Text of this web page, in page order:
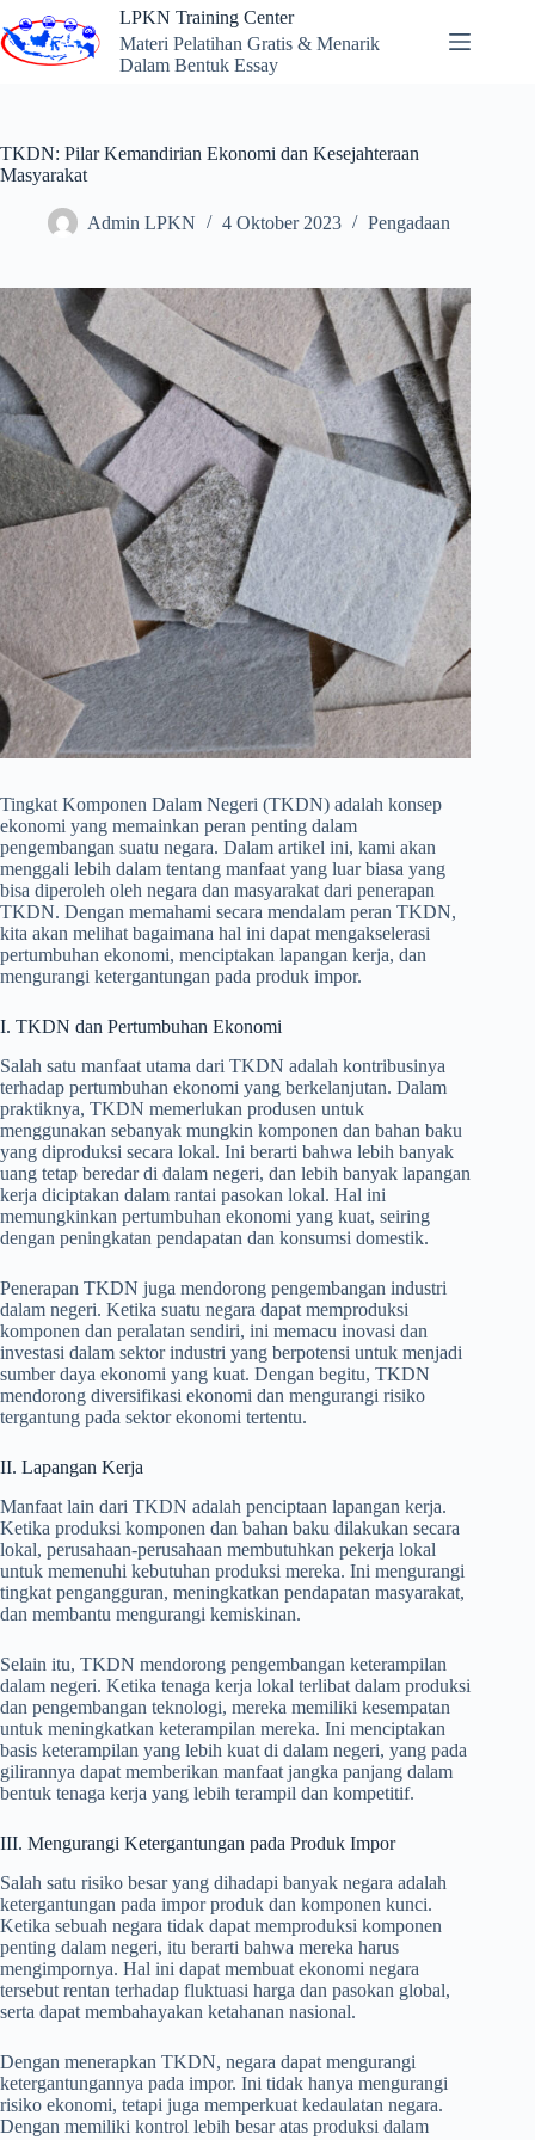
to
content
LPKN Training Center
Materi Pelatihan Gratis & Menarik
Dalam Bentuk Essay
TKDN: Pilar Kemandirian Ekonomi dan Kesejahteraan
Masyarakat
Admin LPKN 4 Oktober 2023 Pengadaan
Tingkat Komponen Dalam Negeri (TKDN) adalah konsep
ekonomi yang memainkan peran penting dalam
pengembangan suatu negara. Dalam artikel ini, kami akan
menggali lebih dalam tentang manfaat yang luar biasa yang
bisa diperoleh oleh negara dan masyarakat dari penerapan
TKDN. Dengan memahami secara mendalam peran TKDN,
kita akan melihat bagaimana hal ini dapat mengakselerasi
pertumbuhan ekonomi, menciptakan lapangan kerja, dan
mengurangi ketergantungan pada produk impor.
I. TKDN dan Pertumbuhan Ekonomi
Salah satu manfaat utama dari TKDN adalah kontribusinya
terhadap pertumbuhan ekonomi yang berkelanjutan. Dalam
praktiknya, TKDN memerlukan produsen untuk
menggunakan sebanyak mungkin komponen dan bahan baku
yang diproduksi secara lokal. Ini berarti bahwa lebih banyak
uang tetap beredar di dalam negeri, dan lebih banyak lapangan
kerja diciptakan dalam rantai pasokan lokal. Hal ini
memungkinkan pertumbuhan ekonomi yang kuat, seiring
dengan peningkatan pendapatan dan konsumsi domestik.
Penerapan TKDN juga mendorong pengembangan industri
dalam negeri. Ketika suatu negara dapat memproduksi
komponen dan peralatan sendiri, ini memacu inovasi dan
investasi dalam sektor industri yang berpotensi untuk menjadi
sumber daya ekonomi yang kuat. Dengan begitu, TKDN
mendorong diversifikasi ekonomi dan mengurangi risiko
tergantung pada sektor ekonomi tertentu.
II. Lapangan Kerja
Manfaat lain dari TKDN adalah penciptaan lapangan kerja.
Ketika produksi komponen dan bahan baku dilakukan secara
lokal, perusahaan-perusahaan membutuhkan pekerja lokal
untuk memenuhi kebutuhan produksi mereka. Ini mengurangi
tingkat pengangguran, meningkatkan pendapatan masyarakat,
dan membantu mengurangi kemiskinan.
Selain itu, TKDN mendorong pengembangan keterampilan
dalam negeri. Ketika tenaga kerja lokal terlibat dalam produksi
dan pengembangan teknologi, mereka memiliki kesempatan
untuk meningkatkan keterampilan mereka. Ini menciptakan
basis keterampilan yang lebih kuat di dalam negeri, yang pada
gilirannya dapat memberikan manfaat jangka panjang dalam
bentuk tenaga kerja yang lebih terampil dan kompetitif.
III. Mengurangi Ketergantungan pada Produk Impor
Salah satu risiko besar yang dihadapi banyak negara adalah
ketergantungan pada impor produk dan komponen kunci.
Ketika sebuah negara tidak dapat memproduksi komponen
penting dalam negeri, itu berarti bahwa mereka harus
mengimpornya. Hal ini dapat membuat ekonomi negara
tersebut rentan terhadap fluktuasi harga dan pasokan global,
serta dapat membahayakan ketahanan nasional.
Dengan menerapkan TKDN, negara dapat mengurangi
ketergantungannya pada impor. Ini tidak hanya mengurangi
risiko ekonomi, tetapi juga memperkuat kedaulatan negara.
Dengan memiliki kontrol lebih besar atas produksi dalam